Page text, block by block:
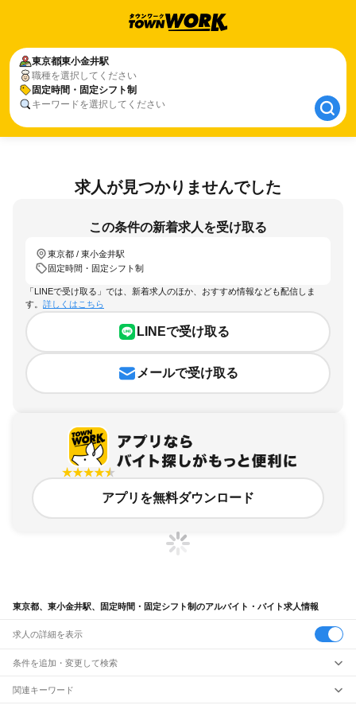
東京都東小金井駅
職種を選択してください
固定時間・固定シフト制
キーワードを選択してください
東京都東小金井駅
固定時間・固定シフト制
求人が見つかりませんでした
この条件の新着求人を受け取る
東京都 / 東小金井駅
固定時間・固定シフト制
「LINEで受け取る」では、新着求人のほか、おすすめ情報なども配信しま
す。 詳しくはこちら
LINEで受け取る
メールで受け取る
アプリを無料ダウンロード
東京都、東小金井駅、固定時間・固定シフト制のアルバイト・バイト求人情報
求人の詳細を表示
条件を追加・変更して検索
市区町村を追加・変更
関連キーワード